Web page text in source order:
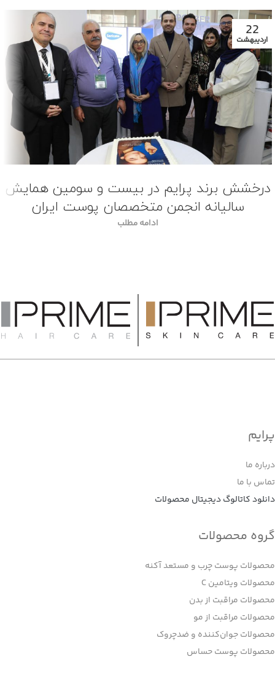
22
اردیبهشت
درخشش برند پرایم در بیست و سومین همایش
سالیانه انجمن متخصصان پوست ایران
ادامه مطلب
پرایم
درباره ما
تماس با ما
دانلود کاتالوگ دیجیتال محصولات
گروه محصولات
محصولات پوست چرب و مستعد آکنه
محصولات ویتامین C
محصولات مراقبت از بدن
محصولات مراقبت از مو
محصولات جوان‌کننده و ضدچروک
محصولات پوست حساس